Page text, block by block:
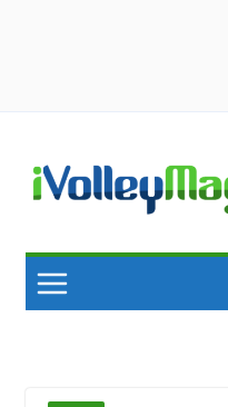
content